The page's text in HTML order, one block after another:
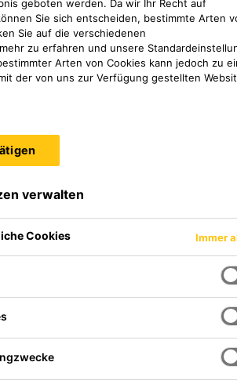
geboten werden. Da wir Ihr Recht auf
Sie sich entscheiden, bestimmte Arten
Sie auf die verschiedenen
zu erfahren und unsere
Arten von Cookies kann jedoch zu
der von uns zur Verfügung gestellten
verwalten
Cookies Immer